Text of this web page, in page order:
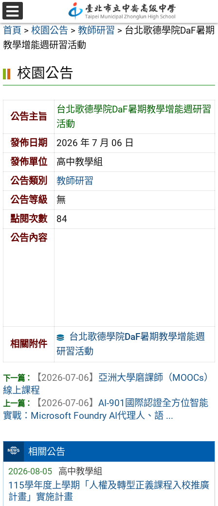
跳
至
主
要
容
選
單
首頁 > 校園公告 > 教師研習 > 台北歌德學院DaF暑期
教學增能週研習活動
相關公告
2026-08-05 高中教學組
115學年度上學期「人權及轉型正義課程入校推廣
計畫」實施計畫
校園公告
公告主旨
台北歌德學院DaF暑期教學增能週研習
活動
發佈日期
2026 年 7 月 06 日
發佈單位
高中教學組
公告類別
教師研習
公告等級
無
點閱次數
84
公告內容
相關附件
台北歌德學院DaF暑期教學增能週
研習活動
【2026-07-06】 亞洲大學磨課師（MOOCs）
線上課程
【2026-07-06】 AI-901國際認證全方位智能
實戰：Microsoft Foundry AI代理人、語 ...